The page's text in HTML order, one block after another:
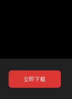
立即下載